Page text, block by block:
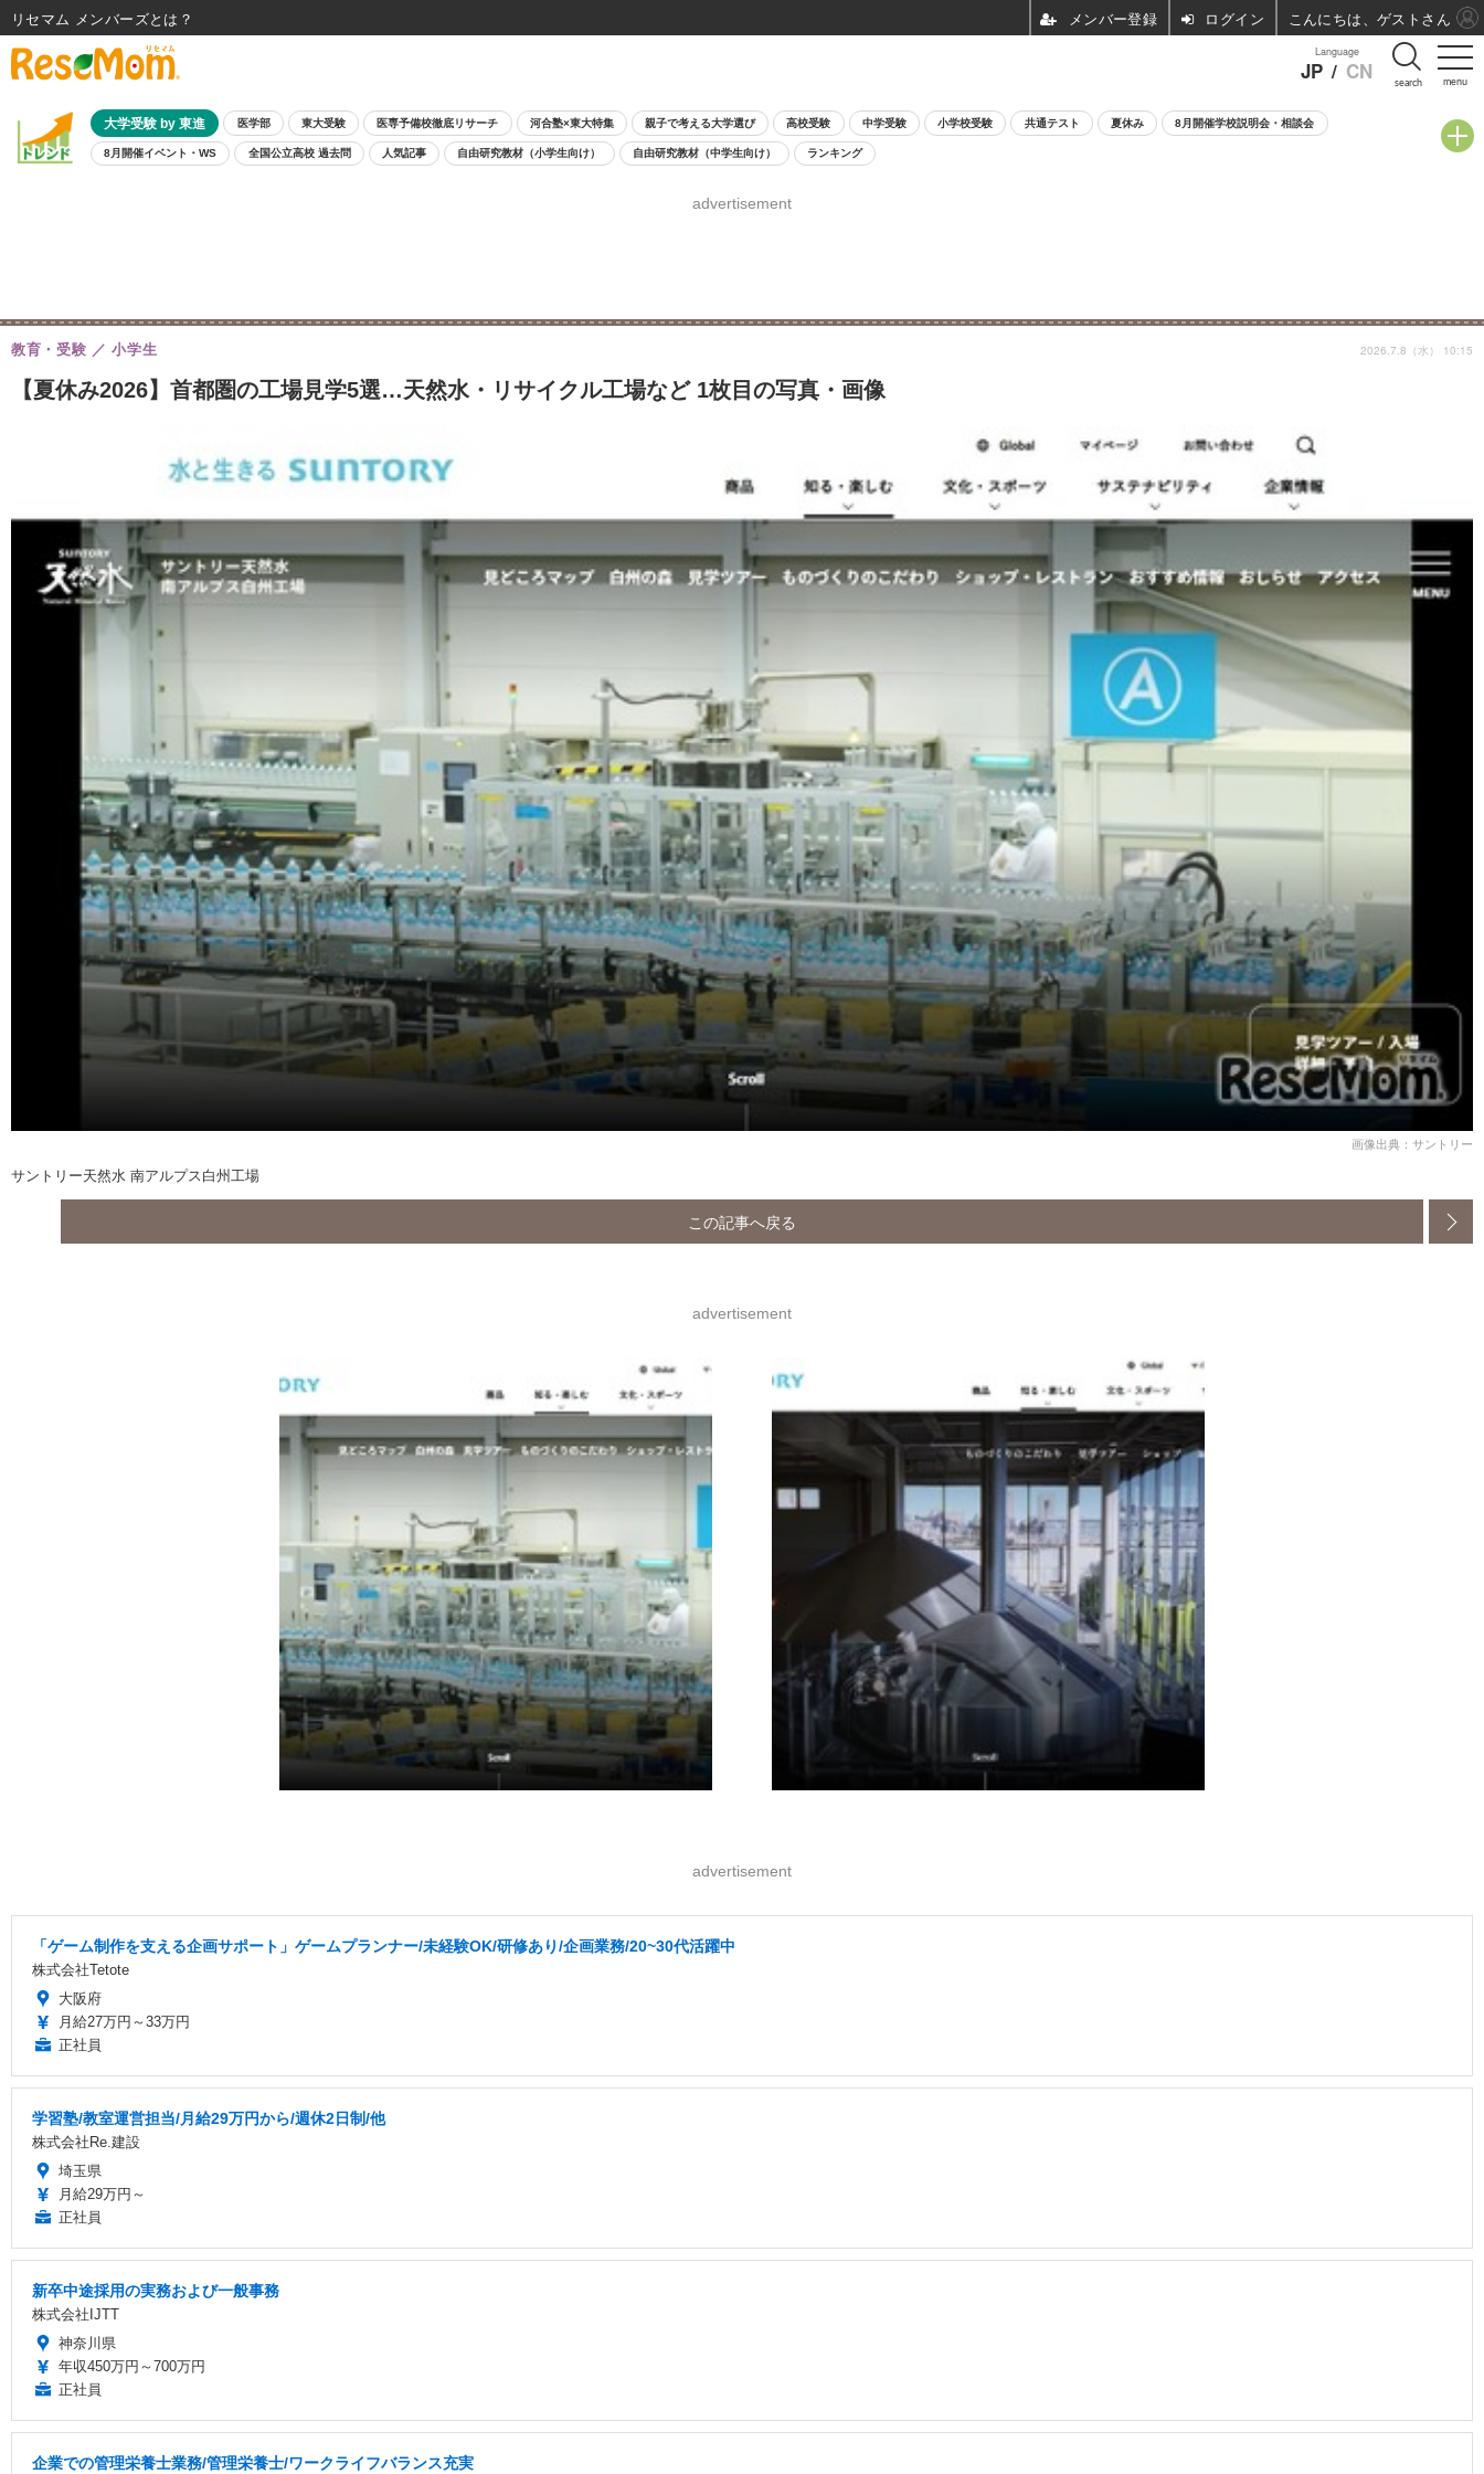
menu
Language
JP / CN search
大学受験 by 東進 医学部 東大受験 医専予備校徹底リサーチ 河合塾×東大特集 親子で考える大学選び 高校受験 中学受験 小学校受験 共通テスト 夏休み 8月開催学校説明会・相談会
8月開催イベント・WS 全国公立高校 過去問 人気記事 自由研究教材（小学生向け） 自由研究教材（中学生向け） ランキング
advertisement
【夏休み2026】首都圏の工場見学5選…天然水・リサイクル工場など 1枚目の写真・画像
教育・受験 小学生 2026.7.8（水） 10:15
画像出典：サントリー
サントリー天然水 南アルプス白州工場
この記事へ戻る
advertisement
advertisement
「ゲーム制作を支える企画サポート」ゲームプランナー/未経験OK/研修あり/企画業務/20~30代活躍中
株式会社Tetote
大阪府
月給27万円～33万円
正社員
学習塾/教室運営担当/月給29万円から/週休2日制/他
株式会社Re.建設
埼玉県
月給29万円～
正社員
新卒中途採用の実務および一般事務
株式会社IJTT
神奈川県
年収450万円～700万円
正社員
企業での管理栄養士業務/管理栄養士/ワークライフバランス充実
リセマム メンバーズ ログイン こんにちは、ゲストさん